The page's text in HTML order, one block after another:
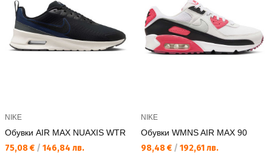
NIKE
Обувки AIR MAX NUAXIS WTR
Текуща цена:
75,08 € / 146,84 лв.
NIKE
Обувки WMNS AIR MAX 90
Текуща цена:
98,48 € / 192,61 лв.